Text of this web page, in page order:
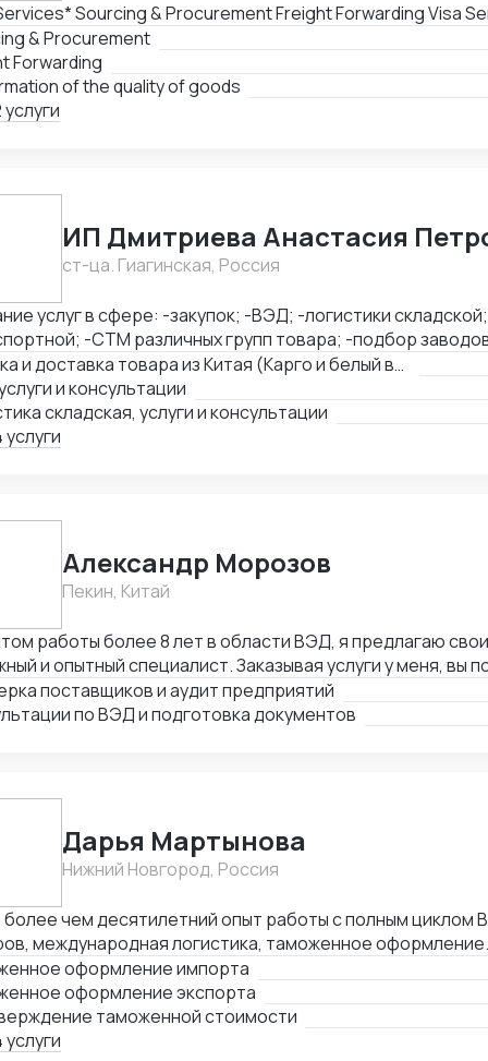
*Our Services*
& Procurement
Forwarding
of the quality of goods
ИП Дмитриева Анастасия
ст-ца. Гиагинская, Россия
услуг в сфере: -закупок; -ВЭД; -логистики
-СТМ различных групп товара; -подбор
товара из Китая (КАРГО и Белый ввоз) Страны с
Европа, США, ОАЭ, Турция, Китай, СНГ
Закупка и доставка товара из Китая (Карго и белый ввоз), услуги и консультации
и консультации
складская, услуги и консультации
Александр Морозов
Пекин, Китай
работы более 8 лет в области ВЭД, я предлагаю свои
и опытный специалист. Заказывая услуги у меня, вы
и надежности поставщиков, снижение рисков и
Я уверен, что мои знания, опыт и профессионализм
поставщиков и аудит предприятий
по ВЭД и подготовка документов
Дарья Мартынова
Нижний Новгород, Россия
чем десятилетний опыт работы с полным циклом
международная логистика, таможенное
позицию начальника отдела ВЭД в
веду проекты в качестве консультанта по ВЭД
Успешный опыт организации процессов
оптимизации существующих цепочек поставок,
оформление импорта
оформление экспорта
таможенной стоимости